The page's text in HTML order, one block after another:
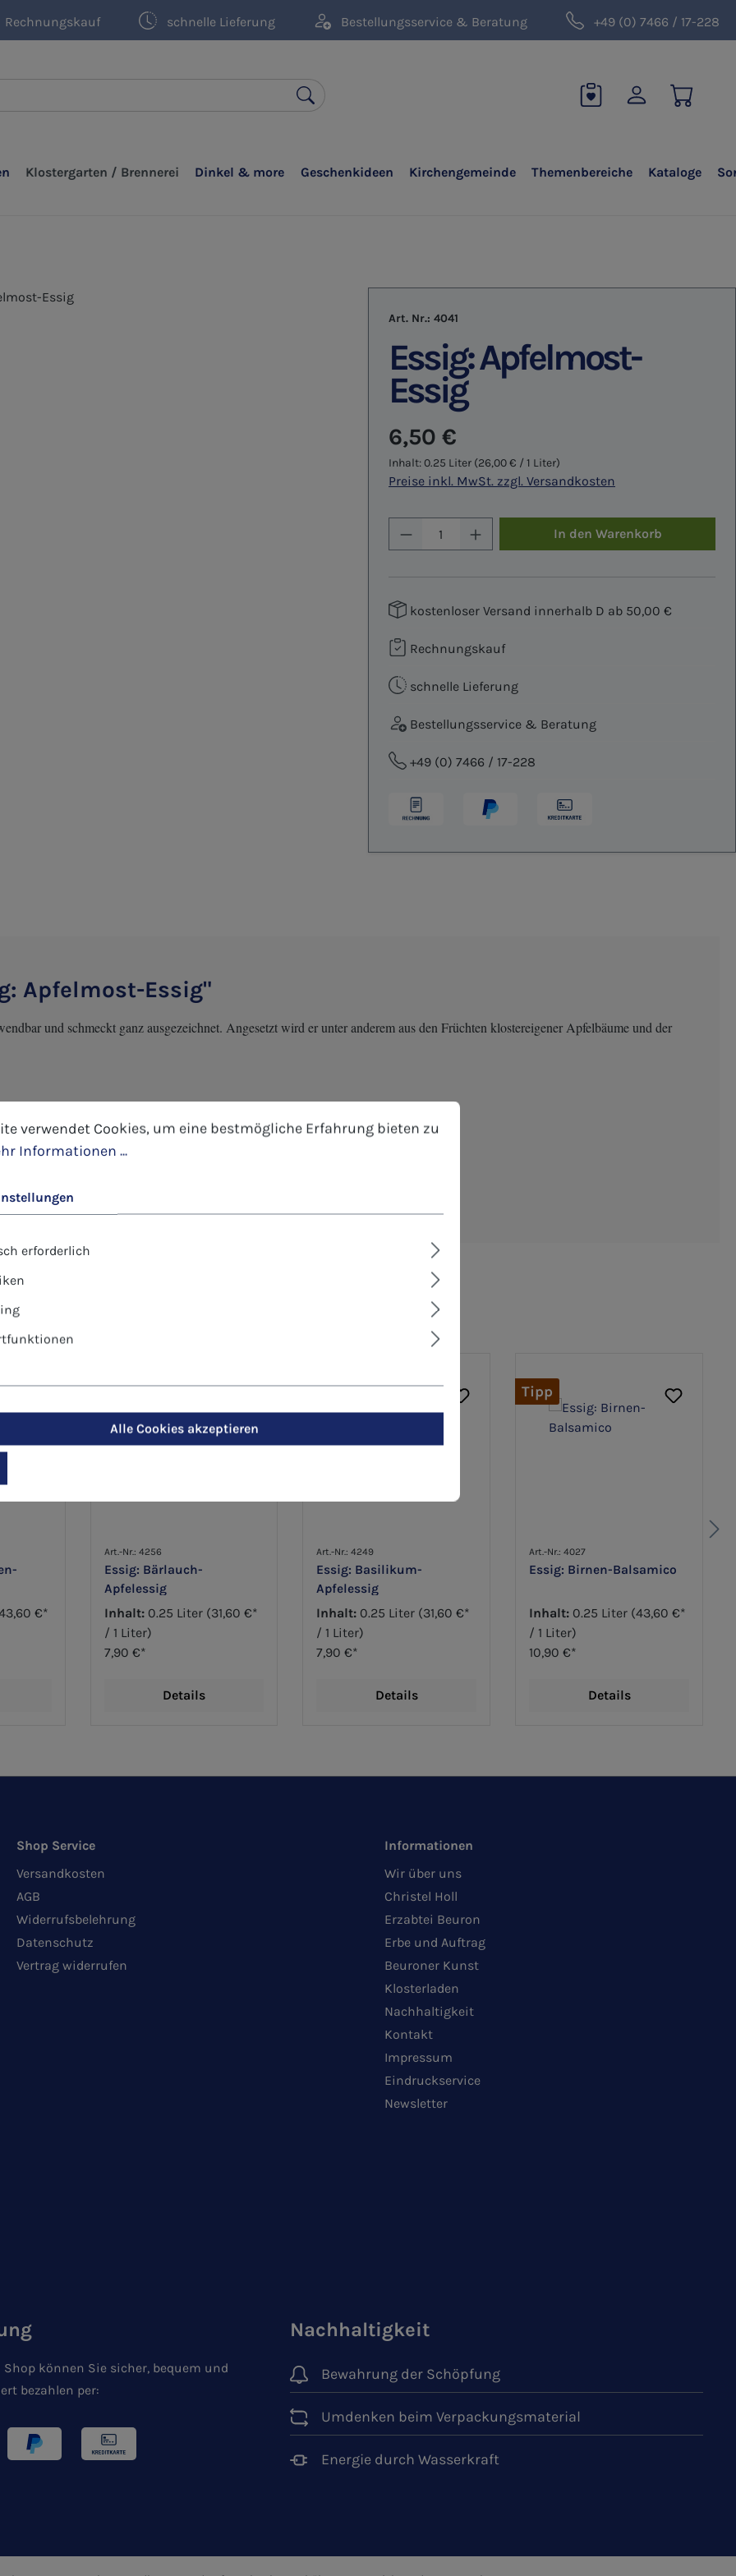
Rechnungskauf schnelle Lieferung Bestellungsservice & Beratung +49 (0) 7466 / 17-228
Klostergarten / Brennerei Dinkel & more Geschenkideen Kirchengemeinde Themenbereiche Kataloge
Art. Nr.: 4041
Essig: Apfelmost-
Essig
Regulärer Preis:
6,50 €
Inhalt:0.25 Liter (26,00 € / 1 Liter)
Preise inkl. MwSt. zzgl. Versandkosten
Produkt Anzahl: Gib den
In den Warenkorb
kostenloser Versand innerhalb D ab 50,00 €
Rechnungskauf
schnelle Lieferung
Bestellungsservice & Beratung
+49 (0) 7466 / 17-228
Apfelmost-Essig"
und schmeckt ganz ausgezeichnet. Angesetzt wird er unter anderem aus den Früchten klostereigener Apfelbäume und der
€*
Art.-Nr.: 4256
Essig: Bärlauch-
Apfelessig
Inhalt: 0.25 Liter (31,60 €*
/ 1 Liter)
7,90 €*
Details
Art.-Nr.: 4249
Essig: Basilikum-
Apfelessig
Inhalt: 0.25 Liter (31,60 €*
/ 1 Liter)
7,90 €*
Details
Tipp
Art.-Nr.: 4027
Essig: Birnen-Balsamico
Inhalt: 0.25 Liter (43,60 €*
/ 1 Liter)
10,90 €*
Details
Shop Service
Versandkosten
AGB
Widerrufsbelehrung
Datenschutz
Vertrag widerrufen
Informationen
Wir über uns
Christel Holl
Erzabtei Beuron
Erbe und Auftrag
Beuroner Kunst
Klosterladen
Nachhaltigkeit
Kontakt
Impressum
Eindruckservice
Newsletter
Shop können Sie sicher, bequem und
bezahlen per:
Nachhaltigkeit
Bewahrung der Schöpfung
Umdenken beim Verpackungsmaterial
Energie durch Wasserkraft
verwendet Cookies, um eine bestmögliche Erfahrung bieten zu können.
verwendet Cookies, um eine bestmögliche Erfahrung bieten zu
Informationen ...
erforderlich
Alle Cookies akzeptieren